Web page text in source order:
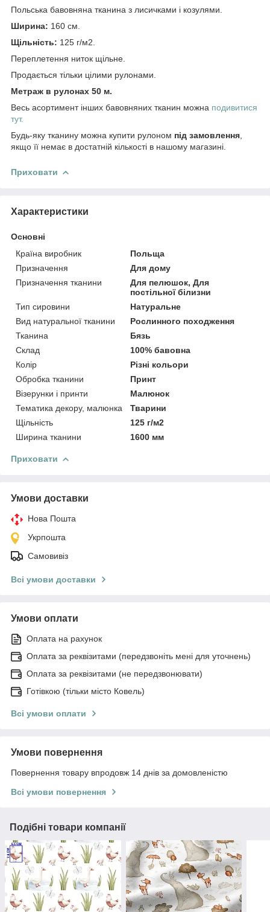
Польська бавовняна тканина з лисичками і козулями.
Ширина: 160 см.
Щільність: 125 г/м2.
Переплетення ниток щільне.
Продається тільки цілими рулонами.
Метраж в рулонах 50 м.
Весь асортимент інших бавовняних тканин можна подивитися
тут.
Будь-яку тканину можна купити рулоном під замовлення
якщо її немає в достатній кількості в нашому магазині.
Приховати
Характеристики
Основні
Країна виробник
Польща
Призначення
Для дому
Призначення тканини
Для пелюшок, Для
постільної білизни
Тип сировини
Натуральне
Вид натуральної тканини
Рослинного походження
Тканина
Бязь
Склад
100% бавовна
Колір
Різні кольори
Обробка тканини
Принт
Візерунки і принти
Малюнок
Тематика декору, малюнка
Тварини
Щільність
125 г/м2
Ширина тканини
1600 мм
Приховати
Умови доставки
Нова Пошта
Укрпошта
Самовивіз
Всі умови доставки
Умови оплати
Оплата на рахунок
Оплата за реквізитами (передзвоніть мені для уточнень)
Оплата за реквізитами (не передзвонювати)
Готівкою (тільки місто Ковель)
Всі умови оплати
Умови повернення
Повернення товару впродовж 14 днів за домовленістю
Всі умови повернення
Подібні товари компанії